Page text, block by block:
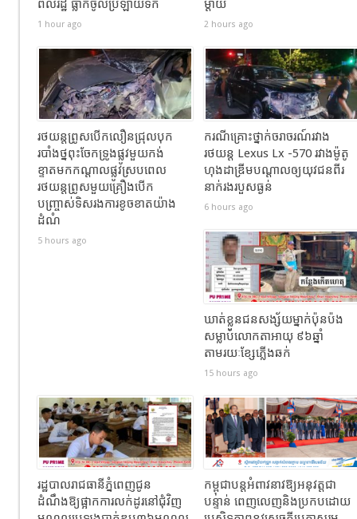
ពលរដ្ឋ ធ្លាកចូលប្រឡាយទឹក
1 hour ago
ម្ដាយ
2 hours ago
រថយន្តព្រូសបើកលឿនជ្រុលបុក
របាំងថ្នពុះចែកទ្រូងផ្លូវមួយកង់
ខ្ទាតមកកណ្តាលផ្លូវស្របពេល
រថយន្តព្រូសមួយគ្រឿងបើក
បញ្ច្រាស់ទិសរងការខូចខាតយ៉ាង
ដំណំ
5 hours ago
ករណីគ្រោះថ្នាក់ចរាចរណ៍រវាង
រថយន្ត Lexus Lx -570 រវាងម៉ូតូ
ហុងដាឌ្រីមបណ្ដាលឲ្យយុវជនពីរ
នាក់រងរបួសធ្ងន់
6 hours ago
ឃាត់ខ្លួនជនសង្ស័យម្នាក់ប៉ុនប៉ង
សម្លាប់លោកតាអាយុ ៩៦ឆ្នាំ
តាមរយៈខ្សែភ្លើងឆក់
15 hours ago
រដ្ឋបាលរាជធានីភ្នំពេញជូន
ដំណឹងឱ្យផ្អាកការលក់ដូរនៅជុំវិញ
កម្ពុជាបន្តអំពាវនាវឱ្យអនុវត្តជា
បន្ទាន់ ពេញលេញនិងប្រកបដោយ